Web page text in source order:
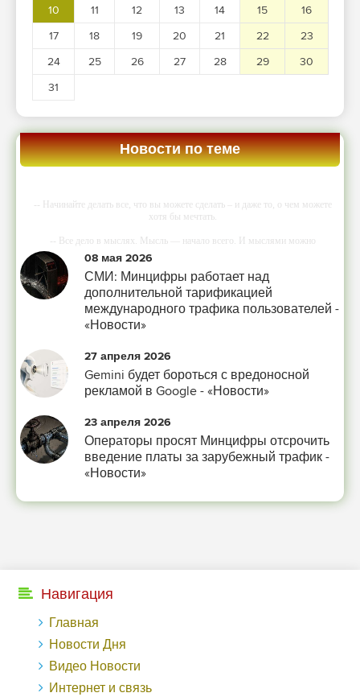
10
11 12 13 14 15
16
17
18 19 20 21 22
23
24
25 26 27 28 29
30
31
Новости по теме
-- Начинайте делать все, что вы можете сделать – и даже то, о чем можете
хотя бы мечтать.
-- Все дело в мыслях. Мысль — начало всего. И мыслями можно
управлять. И поэтому главное дело совершенствования: работать над
-- Идите уверенно по направлению к мечте. Живите той жизнью, которую
вы сами себе придумали.
-- Самое большое богатство — это ум. Самая большая нищета — глупость.
-- Лучшее, что можно сделать с хорошим советом, это пропустить его мимо
ушей. Он никогда не бывает полезен никому, кроме того, кто его дал.
-- Люблю давать советы и очень не люблю, когда их дают мне.
08 мая 2026
СМИ: Минцифры работает над
дополнительной тарификацией
международного трафика пользователей -
«Новости»
27 апреля 2026
Gemini будет бороться с вредоносной
рекламой в Google - «Новости»
23 апреля 2026
Операторы просят Минцифры отсрочить
введение платы за зарубежный трафик -
«Новости»
Навигация
Главная
Новости Дня
Видео Новости
Интернет и связь